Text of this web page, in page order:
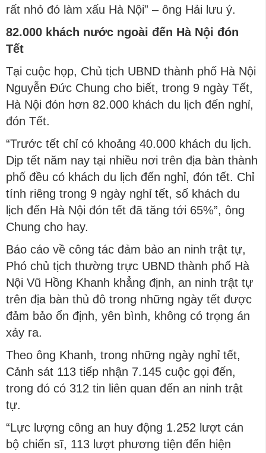
rất nhỏ đó làm xấu Hà Nội” – ông Hải lưu ý.
82.000 khách nước ngoài đến Hà Nội đón
Tết
Tại cuộc họp, Chủ tịch UBND thành phố Hà Nội
Nguyễn Đức Chung cho biết, trong 9 ngày Tết,
Hà Nội đón hơn 82.000 khách du lịch đến nghỉ,
đón Tết.
“Trước tết chỉ có khoảng 40.000 khách du lịch.
Dịp tết năm nay tại nhiều nơi trên địa bàn thành
phố đều có khách du lịch đến nghỉ, đón tết. Chỉ
tính riêng trong 9 ngày nghỉ tết, số khách du
lịch đến Hà Nội đón tết đã tăng tới 65%”, ông
Chung cho hay.
Báo cáo về công tác đảm bảo an ninh trật tự,
Phó chủ tịch thường trực UBND thành phố Hà
Nội Vũ Hồng Khanh khẳng định, an ninh trật tự
trên địa bàn thủ đô trong những ngày tết được
đảm bảo ổn định, yên bình, không có trọng án
xảy ra.
Theo ông Khanh, trong những ngày nghỉ tết,
Cảnh sát 113 tiếp nhận 7.145 cuộc gọi đến,
trong đó có 312 tin liên quan đến an ninh trật
tự.
“Lực lượng công an huy động 1.252 lượt cán
bộ chiến sĩ, 113 lượt phương tiện đến hiện